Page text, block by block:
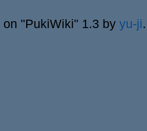
on "PukiWiki" 1.3 by yu-ji